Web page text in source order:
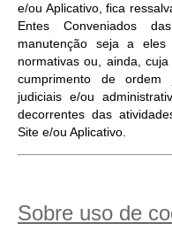
e/ou Aplicativo, fica
Entes Conveniados
manutenção seja a
normativas ou, ainda,
cumprimento de
judiciais e/ou
decorrentes das
Site e/ou Aplicativo.
Sobre uso de